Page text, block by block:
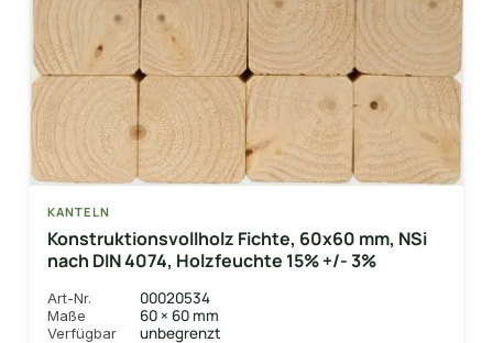
KANTELN
Konstruktionsvollholz Fichte, 60x60 mm, NSi
nach DIN 4074, Holzfeuchte 15% +/- 3%
Art-Nr. 00020534
Maße 60 × 60 mm
Verfügbar unbegrenzt